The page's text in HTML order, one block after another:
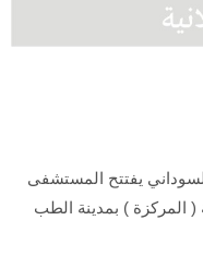
يفتتح المستشفى
( المركزة ) بمدينة الطب